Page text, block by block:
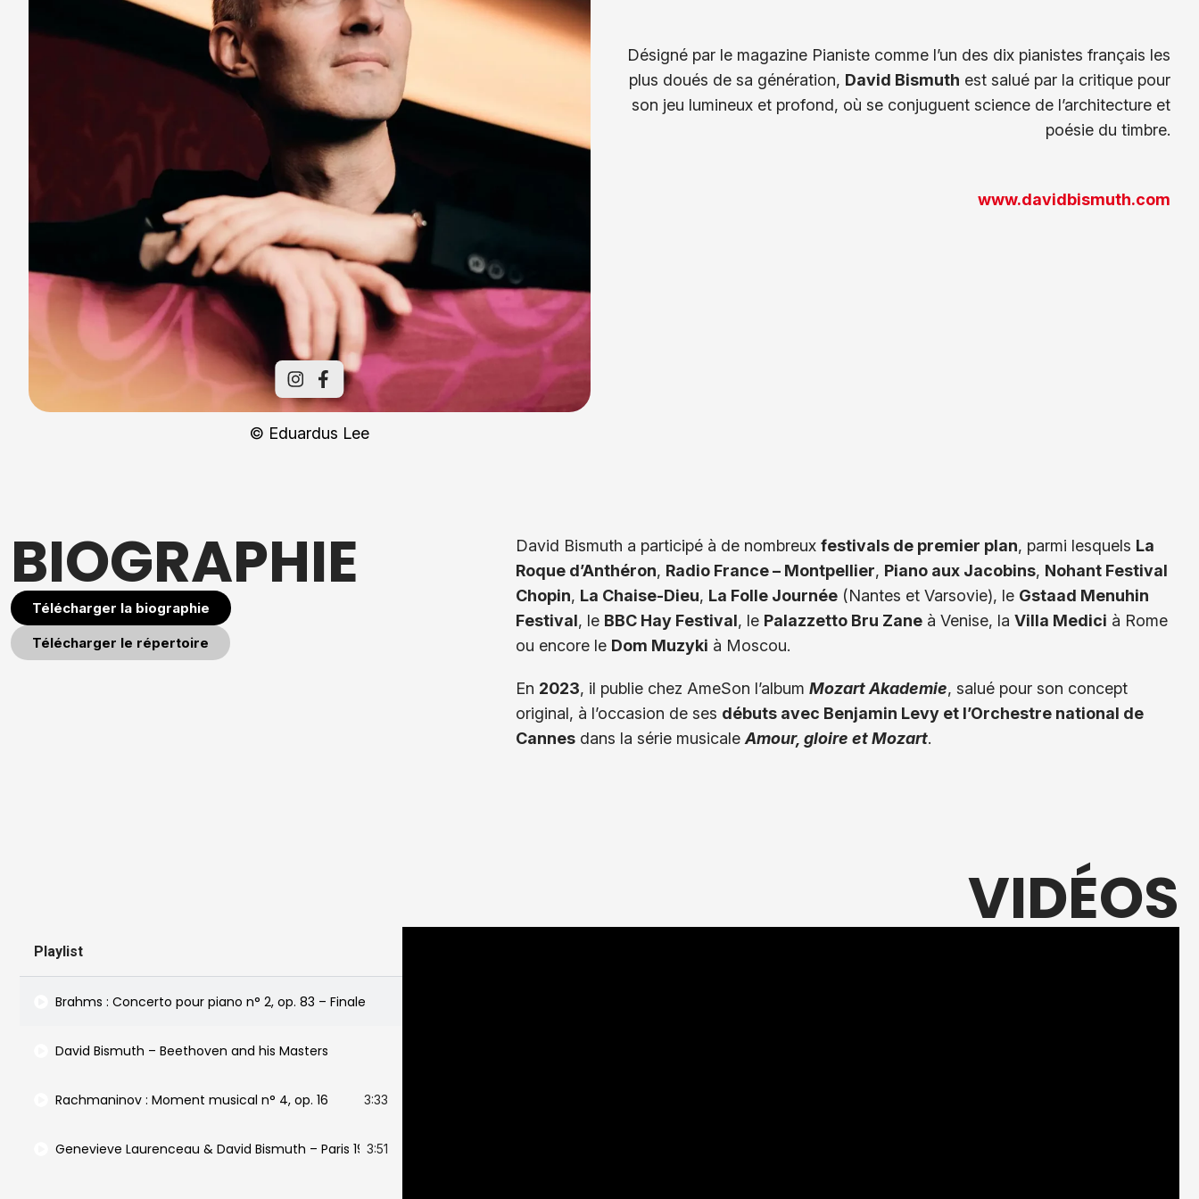
© Eduardus Lee
Désigné par le magazine Pianiste comme l’un des dix pianistes français les
plus doués de sa génération, David Bismuth est salué par la critique pour
son jeu lumineux et profond, où se conjuguent science de l’architecture et
poésie du timbre.
www.davidbismuth.com
BIOGRAPHIE
Télécharger la biographie
Télécharger le répertoire
David Bismuth a participé à de nombreux festivals de premier plan, parmi lesquels La
Roque d’Anthéron, Radio France – Montpellier, Piano aux Jacobins, Nohant Festival
Chopin, La Chaise-Dieu, La Folle Journée(Nantes et Varsovie), le Gstaad Menuhin
Festival, le BBC Hay Festival, le Palazzetto Bru Zaneà Venise, la Villa Medici à Rome
ou encore le Dom Muzyki à Moscou.
En 2023, il publie chez AmeSon l’album Mozart Akademie, salué pour son concept
original, à l’occasion de ses débuts avec Benjamin Levy et l’Orchestre national de
Cannesdans la série musicale Amour, gloire et Mozart.
VIDÉOS
Playlist
Brahms : Concerto pour piano n° 2, op. 83 – Finale
David Bismuth – Beethoven and his Masters
Rachmaninov : Moment musical n° 4, op. 16 3:33
Genevieve Laurenceau & David Bismuth – Paris 1900
3:51